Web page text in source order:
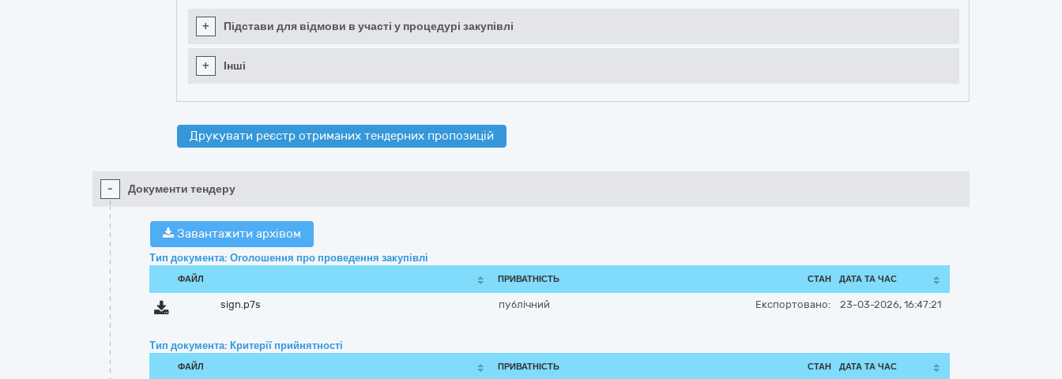
+ Підстави для відмови в участі у процедурі закупівлі
+ Інші
Друкувати реєстр отриманих тендерних пропозицій
- Документи тендеру
Завантажити архівом
Тип документа: Оголошення про проведення закупівлі
ФАЙЛ ПРИВАТНІСТЬ СТАН ДАТА ТА ЧАС
sign.p7s публічний Експортовано: 23-03-2026, 16:47:21
Тип документа: Критерії прийнятності
ФАЙЛ ПРИВАТНІСТЬ СТАН ДАТА ТА ЧАС